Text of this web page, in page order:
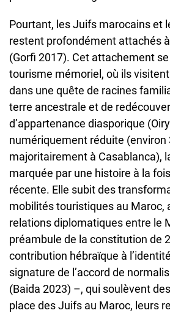
Pourtant, les Juifs marocains et
restent profondément attachés
(Gorfi 2017). Cet attachement
tourisme mémoriel, où ils
dans une quête de racines
terre ancestrale et de
d’appartenance diasporique
numériquement réduite (environ
majoritairement à Casablanca),
marquée par une histoire à la
récente. Elle subit des
mobilités touristiques au Maroc,
relations diplomatiques entre le
préambule de la constitution de
contribution hébraïque à
signature de l’accord de
(Baida 2023) –, qui soulèvent
place des Juifs au Maroc, leurs